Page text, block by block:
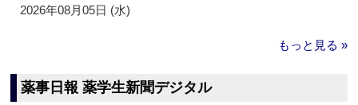
2026年08月05日 (水)
もっと見る »
薬事日報 薬学生新聞デジタル